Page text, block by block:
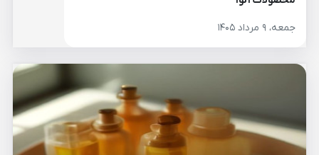
جمعه، ۹ مرداد ۱۴۰۵